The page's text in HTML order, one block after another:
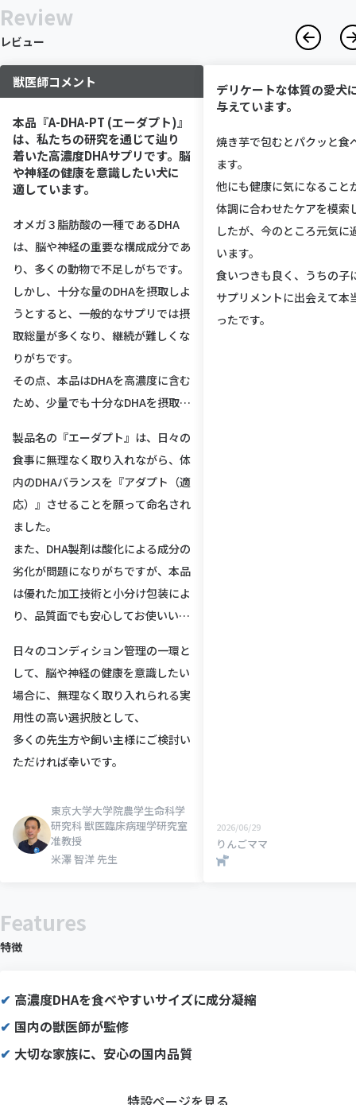
Review
レビュー
獣医師コメント
本品『A-DHA-PT (エーダプト)』
は、私たちの研究を通じて辿り
着いた高濃度DHAサプリです。脳
や神経の健康を意識したい犬に
適しています。
オメガ３脂肪酸の一種であるDHA
は、脳や神経の重要な構成成分であ
り、多くの動物で不足しがちです。
しかし、十分な量のDHAを摂取しよ
うとすると、一般的なサプリでは摂
取総量が多くなり、継続が難しくな
りがちです。
その点、本品はDHAを高濃度に含む
ため、少量でも十分なDHAを摂取す
製品名の『エーダプト』は、日々の
食事に無理なく取り入れながら、体
内のDHAバランスを『アダプト（適
応）』させることを願って命名され
ました。
また、DHA製剤は酸化による成分の
劣化が問題になりがちですが、本品
は優れた加工技術と小分け包装によ
り、品質面でも安心してお使いいた
日々のコンディション管理の一環と
して、脳や神経の健康を意識したい
場合に、無理なく取り入れられる実
用性の高い選択肢として、
多くの先生方や飼い主様にご検討い
ただければ幸いです。
東京大学大学院農学生命科学
研究科 獣医臨床病理学研究室
准教授
米澤 智洋 先生
デリケートな体質の愛犬
与えています。
焼き芋で包むとパクッと食
ます。
他にも健康に気になること
体調に合わせたケアを模索
したが、今のところ元気に
います。
食いつきも良く、うちの子
サプリメントに出会えて本
ったです。
2026/06/29
りんごママ
Features
特徴
高濃度DHAを食べやすいサイズに成分凝縮
国内の獣医師が監修
大切な家族に、安心の国内品質
特設ページを見る